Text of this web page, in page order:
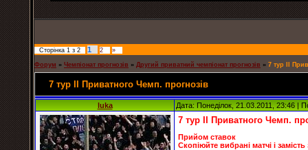
Сторінка 1 з 2 1 2 »
Форум » Чемпіонат прогнозів » Другий приватний чемпіонат прогнозів » 7 тур ІІ
7 тур ІІ Приватного Чемп. прогнозів
luka Дата: Понеділок, 21.03.2011, 23:46 |
7 тур ІІ Приватного Чемп.
Прийом ставок
Скопіюйте вибрані матчі і